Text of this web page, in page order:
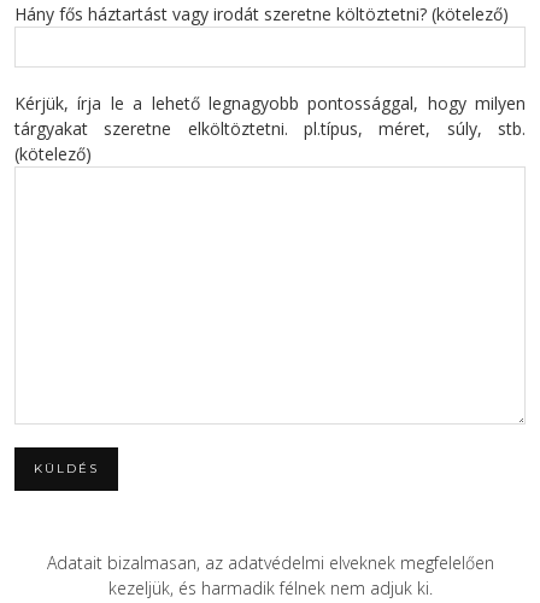
Hány fős háztartást vagy irodát szeretne költöztetni? (kötelező)
Kérjük, írja le a lehető legnagyobb pontossággal, hogy milyen
tárgyakat szeretne elköltöztetni. pl.típus, méret, súly, stb.
(kötelező)
Adatait bizalmasan, az adatvédelmi elveknek megfelelően
kezeljük, és harmadik félnek nem adjuk ki.